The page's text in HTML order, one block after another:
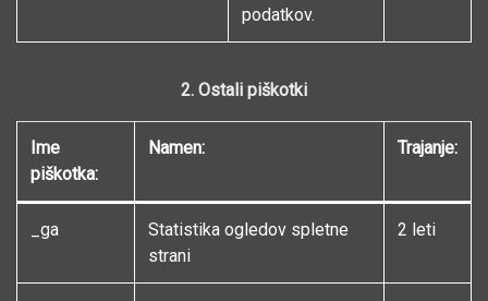
podatkov.
2. Ostali piškotki
Ime
piškotka:
Namen: Trajanje:
_ga
Statistika ogledov spletne
strani
2 leti